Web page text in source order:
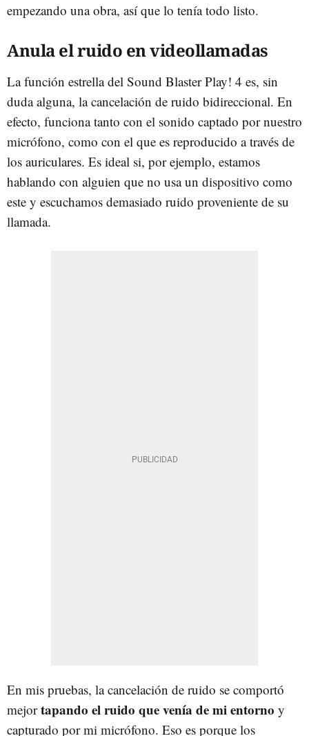
empezando una obra, así que lo tenía todo listo.
Anula el ruido en videollamadas
La función estrella del Sound Blaster Play! 4 es, sin
duda alguna, la cancelación de ruido bidireccional. En
efecto, funciona tanto con el sonido captado por nuestro
micrófono, como con el que es reproducido a través de
los auriculares. Es ideal si, por ejemplo, estamos
hablando con alguien que no usa un dispositivo como
este y escuchamos demasiado ruido proveniente de su
llamada.
En mis pruebas, la cancelación de ruido se comportó
mejortapando el ruido que venía de mi entorno y
capturado por mi micrófono. Eso es porque los